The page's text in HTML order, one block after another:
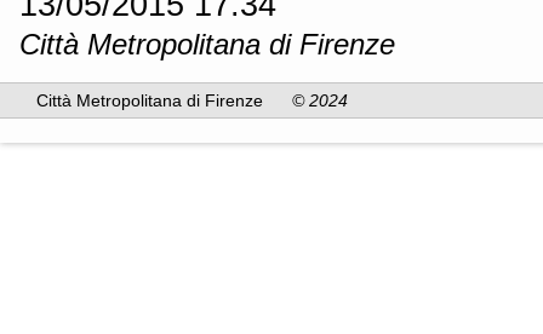
Città Metropolitana di Firenze
Città Metropolitana di Firenze © 2024